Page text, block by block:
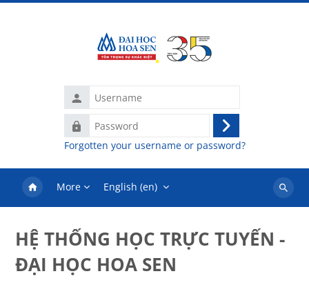
Username
Password
Log
in
Forgotten your username or password?
More English ‎(en)‎
Search
HỆ THỐNG HỌC TRỰC TUYẾN -
ĐẠI HỌC HOA SEN